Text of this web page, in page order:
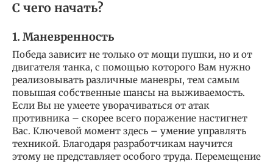
С чего начать?
1. Маневренность
Победа зависит не только от мощи пушки, но и от
двигателя танка, с помощью которого Вам нужно
реализовывать различные маневры, тем самым
повышая собственные шансы на выживаемость.
Если Вы не умеете уворачиваться от атак
противника – скорее всего поражение настигнет
Вас. Ключевой момент здесь – умение управлять
техникой. Благодаря разработчикам научится
этому не представляет особого труда. Перемещение